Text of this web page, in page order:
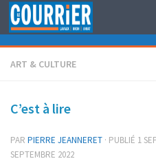
Au dessous du contenu
ART & CULTURE
C’est à lire
PAR PIERRE JEANNERET · PUBLIÉ 1
SEPTEMBRE 2022